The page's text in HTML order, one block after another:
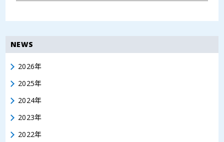
NEWS
2026年
2025年
2024年
2023年
2022年